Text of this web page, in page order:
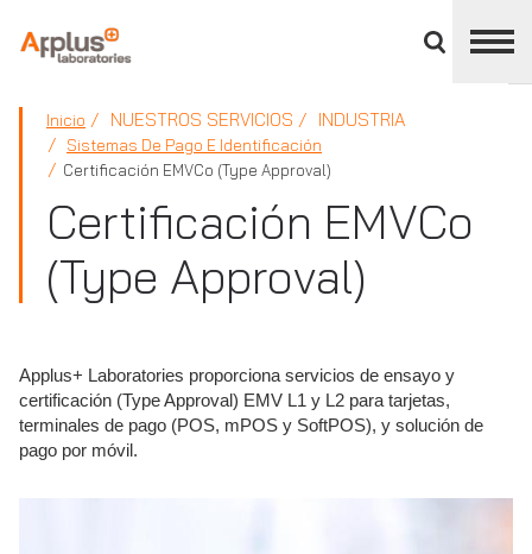
panel
APPLUS+
Inicio NUESTROS SERVICIOS INDUSTRIA
Sistemas De Pago E Identificación
Certificación EMVCo (Type Approval)
Certificación EMVCo
(Type Approval)
Applus+ Laboratories proporciona servicios de ensayo y
certificación (Type Approval) EMV L1 y L2 para tarjetas,
terminales de pago (POS, mPOS y SoftPOS), y solución de
pago por móvil.